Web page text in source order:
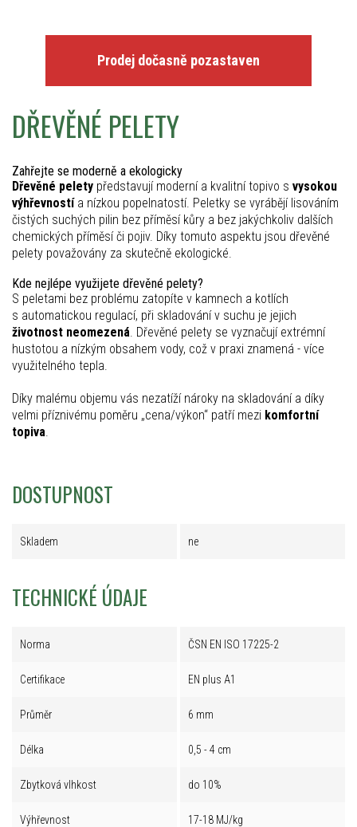
Prodej dočasně pozastaven
DŘEVĚNÉ PELETY
Zahřejte se moderně a ekologicky
Dřevěné pelety představují moderní a kvalitní topivo s vysokou
výhřevnostía nízkou popelnatostí. Peletky se vyrábějí lisováním
čistých suchých pilin bez příměsí kůry a bez jakýchkoliv dalších
chemických příměsí či pojiv. Díky tomuto aspektu jsou dřevěné
pelety považovány za skutečně ekologické.
Kde nejlépe využijete dřevěné pelety?
S peletami bez problému zatopíte v kamnech a kotlích
s automatickou regulací, při skladování v suchu je jejich
životnost neomezená. Dřevěné pelety se vyznačují extrémní
hustotou a nízkým obsahem vody, což v praxi znamená - více
využitelného tepla.
Díky malému objemu vás nezatíží nároky na skladování a díky
velmi příznivému poměru „cena/výkon“ patří mezi komfortní
topiva.
DOSTUPNOST
Skladem ne
TECHNICKÉ ÚDAJE
Norma ČSN EN ISO 17225-2
Certifikace EN plus A1
Průměr 6 mm
Délka 0,5 - 4 cm
Zbytková vlhkost do 10%
Výhřevnost 17-18 MJ/kg